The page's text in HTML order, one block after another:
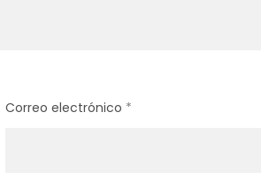
Correo electrónico *